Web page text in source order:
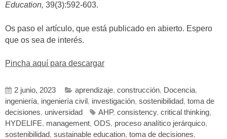
Education, 39(3):592-603.
Os paso el artículo, que está publicado en abierto. Espero
que os sea de interés.
Pincha aquí para descargar
2 junio, 2023 aprendizaje, construcción, Docencia,
ingeniería, ingeniería civil, investigación, sostenibilidad, toma de
decisiones, universidad AHP, consistency, critical thinking,
HYDELIFE, management, ODS, proceso analítico jerárquico,
sostenibilidad, sustainable education, toma de decisiones,